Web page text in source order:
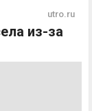
utro.ru
из-за